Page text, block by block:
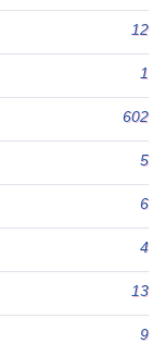
12
1
602
5
6
4
13
9